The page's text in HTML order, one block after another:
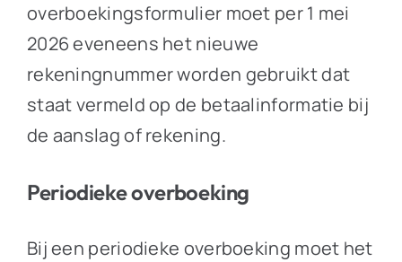
overboekingsformulier moet per 1 mei
2026 eveneens het nieuwe
rekeningnummer worden gebruikt dat
staat vermeld op de betaalinformatie bij
de aanslag of rekening.
Periodieke overboeking
Bij een periodieke overboeking moet het